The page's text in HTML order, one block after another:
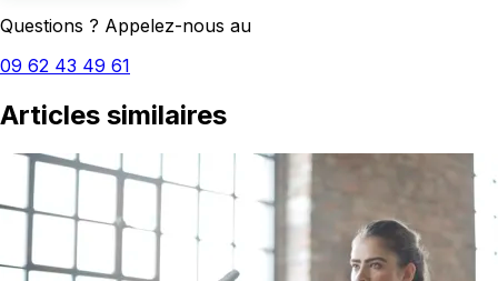
Questions ? Appelez-nous au
09 62 43 49 61
Articles similaires